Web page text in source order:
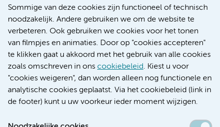
Sommige van deze cookies zijn functioneel of technisch
noodzakelijk. Andere gebruiken we om de website te
verbeteren. Ook gebruiken we cookies voor het tonen
van filmpjes en animaties. Door op "cookies accepteren"
te klikken gaat u akkoord met het gebruik van alle cookies
zoals omschreven in ons cookiebeleid. Kiest u voor
"cookies weigeren", dan worden alleen nog functionele en
analytische cookies geplaatst. Via het cookiebeleid (link in
de footer) kunt u uw voorkeur ieder moment wijzigen.
Nieuws
Research
Educatie locatie AMC
Educatie locatie VUmc
Verwijzen & diagnostiek